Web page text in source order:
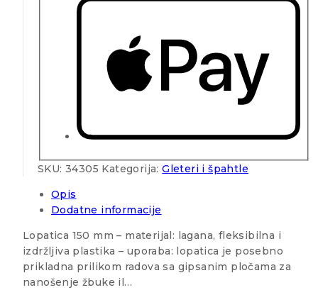
SKU: 34305 Kategorija:Gleteri i špahtle
Opis
Dodatne informacije
Lopatica 150 mm – materijal: lagana, fleksibilna i
izdržljiva plastika – uporaba: lopatica je posebno
prikladna prilikom radova sa gipsanim pločama za
nanošenje žbuke il…